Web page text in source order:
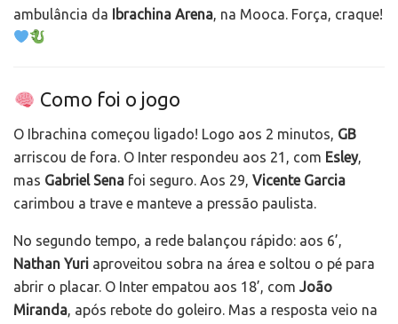
ambulância da Ibrachina Arena, na Mooca. Força, craque!
Como foi o jogo
O Ibrachina começou ligado! Logo aos 2 minutos, GB
arriscou de fora. O Inter respondeu aos 21, com Esley,
mas Gabriel Sena foi seguro. Aos 29, Vicente Garcia
carimbou a trave e manteve a pressão paulista.
No segundo tempo, a rede balançou rápido: aos 6’,
Nathan Yuri aproveitou sobra na área e soltou o pé para
abrir o placar. O Inter empatou aos 18’, com João
Miranda, após rebote do goleiro. Mas a resposta veio na